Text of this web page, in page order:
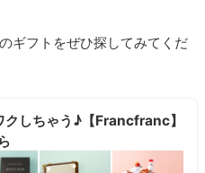
ギフトをぜひ探してみてくだ
クしちゃう♪【Francfranc】